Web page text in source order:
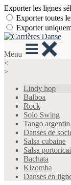
Exporter les lignes
Exporter toutes
Exporter
Menu
<
>
Lindy hop
Balboa
Rock
Solo Swing
Tango argentin
Danses de
Salsa cubaine
Salsa
Bachata
Kizomba
Danses en